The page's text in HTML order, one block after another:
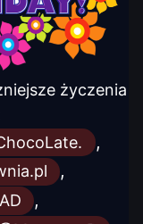
życzenia
,
,
,